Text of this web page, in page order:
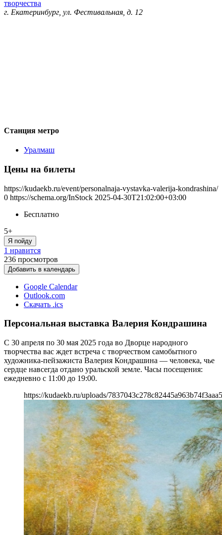
творчества
г. Екатеринбург, ул. Фестивальная, д. 12
Станция метро
Уралмаш
Цены на билеты
https://kudaekb.ru/event/personalnaja-vystavka-valerija-kondrashina/
0 https://schema.org/InStock 2025-04-30T21:02:00+03:00
Бесплатно
5+
Я пойду
1 нравится
236 просмотров
Добавить в календарь
Google Calendar
Outlook.com
Скачать .ics
Персональная выставка Валерия Кондрашина
С 30 апреля по 30 мая 2025 года во Дворце народного
творчества вас ждет встреча с творчеством самобытного
художника-пейзажиста Валерия Кондрашина — человека, чье
сердце навсегда отдано уральской земле. Часы посещения:
ежедневно с 11:00 до 19:00.
https://kudaekb.ru/uploads/